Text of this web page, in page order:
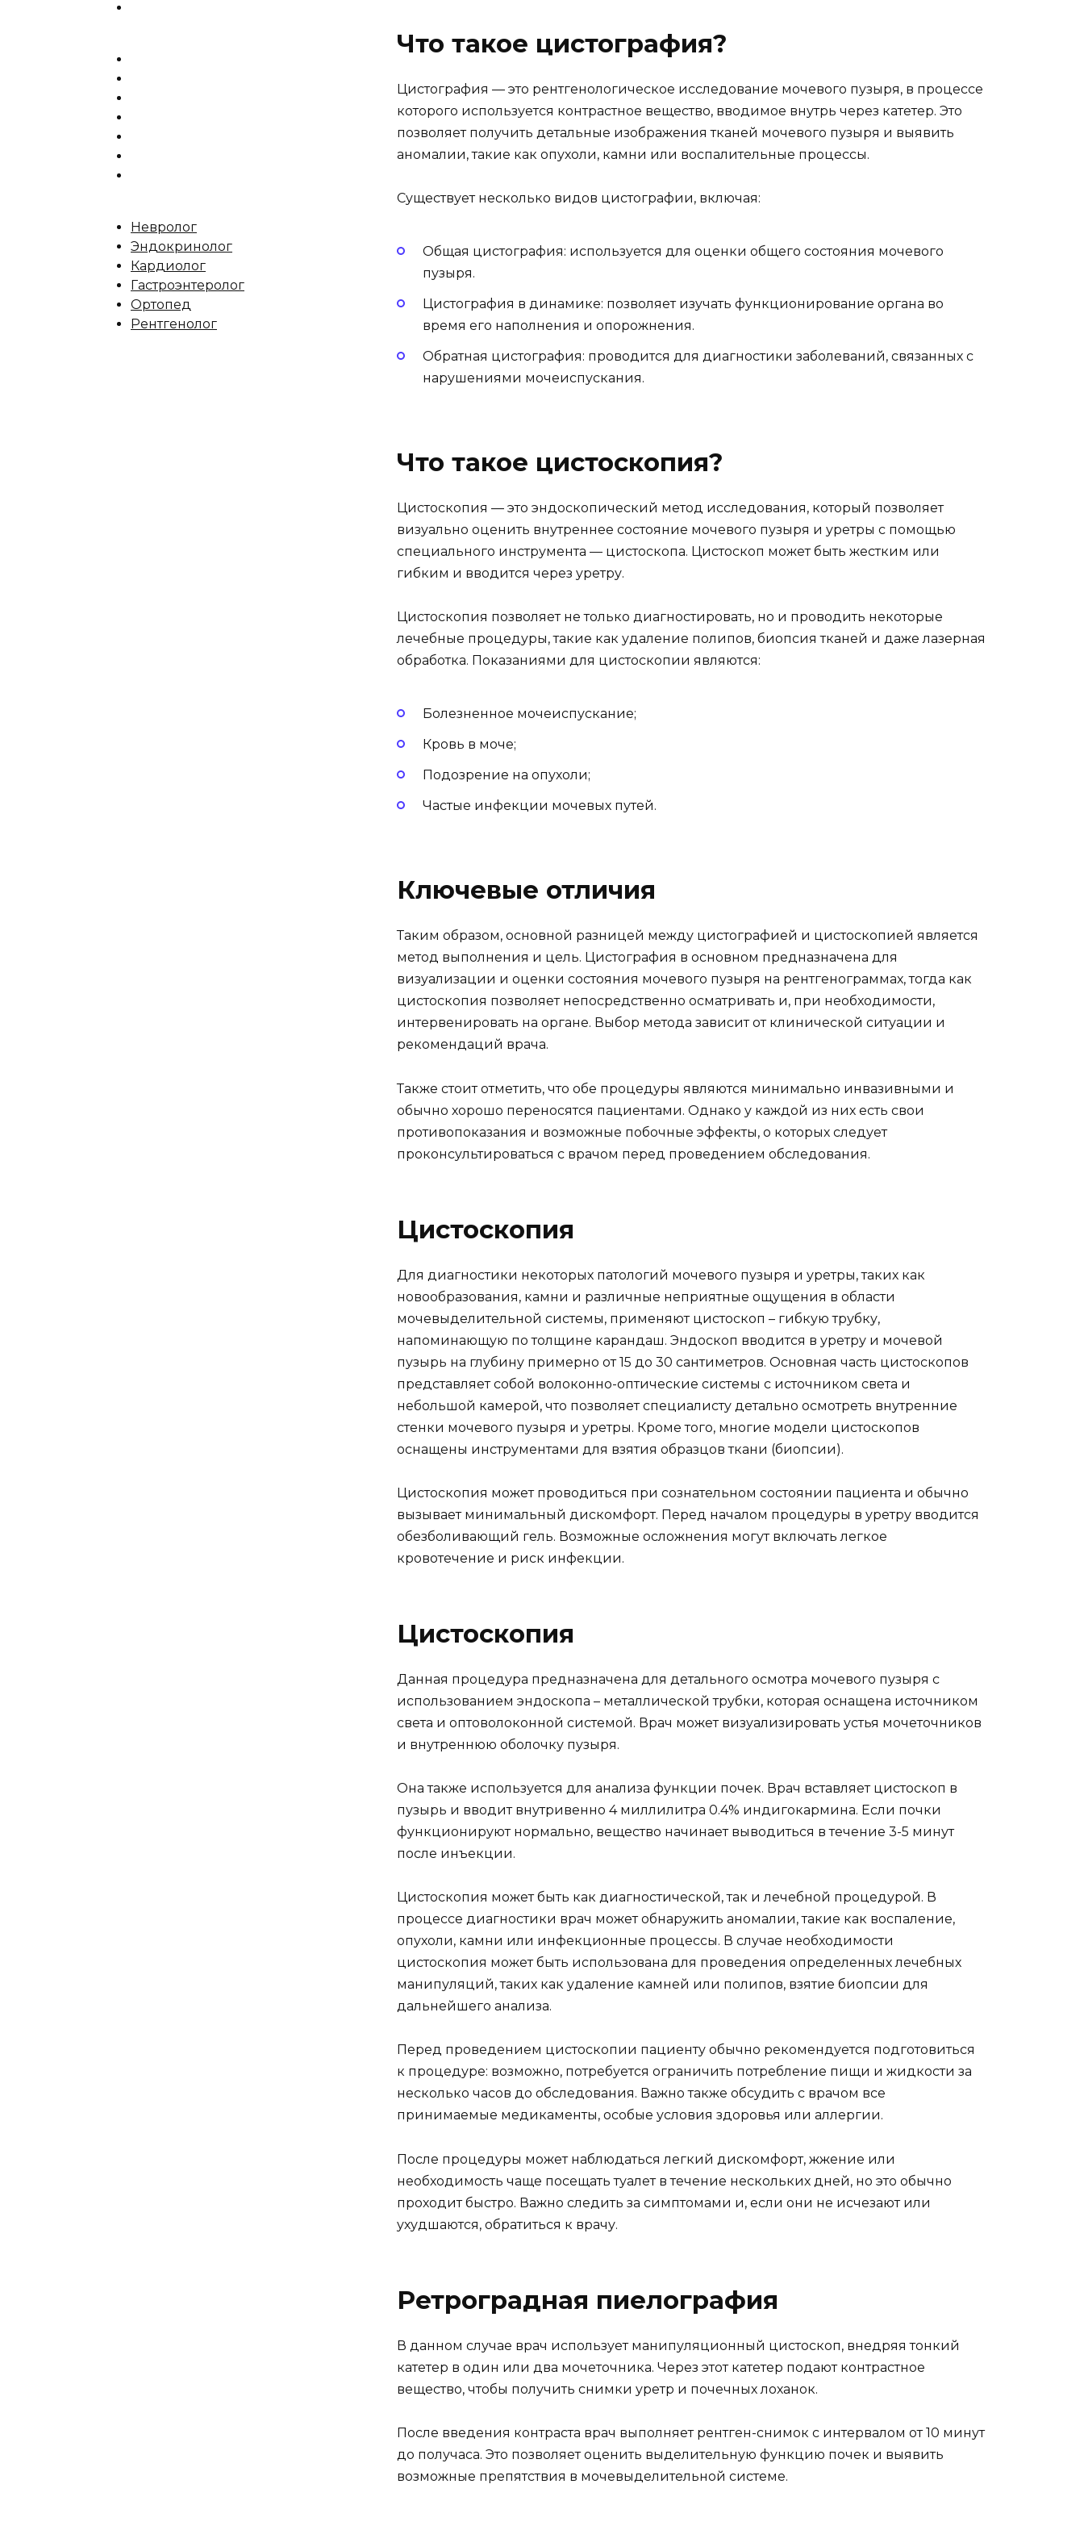
Что такое цистография?
Цистография — это рентгенологическое исследование мочевого пузыря, в процессе
которого используется контрастное вещество, вводимое внутрь через катетер. Это
позволяет получить детальные изображения тканей мочевого пузыря и выявить
аномалии, такие как опухоли, камни или воспалительные процессы.
Существует несколько видов цистографии, включая:
Общая цистография: используется для оценки общего состояния мочевого
пузыря.
Цистография в динамике: позволяет изучать функционирование органа во
время его наполнения и опорожнения.
Обратная цистография: проводится для диагностики заболеваний, связанных с
нарушениями мочеиспускания.
Что такое цистоскопия?
Цистоскопия — это эндоскопический метод исследования, который позволяет
визуально оценить внутреннее состояние мочевого пузыря и уретры с помощью
специального инструмента — цистоскопа. Цистоскоп может быть жестким или
гибким и вводится через уретру.
Цистоскопия позволяет не только диагностировать, но и проводить некоторые
лечебные процедуры, такие как удаление полипов, биопсия тканей и даже лазерная
обработка. Показаниями для цистоскопии являются:
Болезненное мочеиспускание;
Кровь в моче;
Подозрение на опухоли;
Частые инфекции мочевых путей.
Ключевые отличия
Таким образом, основной разницей между цистографией и цистоскопией является
метод выполнения и цель. Цистография в основном предназначена для
визуализации и оценки состояния мочевого пузыря на рентгенограммах, тогда как
цистоскопия позволяет непосредственно осматривать и, при необходимости,
интервенировать на органе. Выбор метода зависит от клинической ситуации и
рекомендаций врача.
Также стоит отметить, что обе процедуры являются минимально инвазивными и
обычно хорошо переносятся пациентами. Однако у каждой из них есть свои
противопоказания и возможные побочные эффекты, о которых следует
проконсультироваться с врачом перед проведением обследования.
Цистоскопия
Для диагностики некоторых патологий мочевого пузыря и уретры, таких как
новообразования, камни и различные неприятные ощущения в области
мочевыделительной системы, применяют цистоскоп – гибкую трубку,
напоминающую по толщине карандаш. Эндоскоп вводится в уретру и мочевой
пузырь на глубину примерно от 15 до 30 сантиметров. Основная часть цистоскопов
представляет собой волоконно-оптические системы с источником света и
небольшой камерой, что позволяет специалисту детально осмотреть внутренние
стенки мочевого пузыря и уретры. Кроме того, многие модели цистоскопов
оснащены инструментами для взятия образцов ткани (биопсии).
Цистоскопия может проводиться при сознательном состоянии пациента и обычно
вызывает минимальный дискомфорт. Перед началом процедуры в уретру вводится
обезболивающий гель. Возможные осложнения могут включать легкое
кровотечение и риск инфекции.
Цистоскопия
Данная процедура предназначена для детального осмотра мочевого пузыря с
использованием эндоскопа – металлической трубки, которая оснащена источником
света и оптоволоконной системой. Врач может визуализировать устья мочеточников
и внутреннюю оболочку пузыря.
Она также используется для анализа функции почек. Врач вставляет цистоскоп в
пузырь и вводит внутривенно 4 миллилитра 0.4% индигокармина. Если почки
функционируют нормально, вещество начинает выводиться в течение 3-5 минут
после инъекции.
Цистоскопия может быть как диагностической, так и лечебной процедурой. В
процессе диагностики врач может обнаружить аномалии, такие как воспаление,
опухоли, камни или инфекционные процессы. В случае необходимости
цистоскопия может быть использована для проведения определенных лечебных
манипуляций, таких как удаление камней или полипов, взятие биопсии для
дальнейшего анализа.
Перед проведением цистоскопии пациенту обычно рекомендуется подготовиться
к процедуре: возможно, потребуется ограничить потребление пищи и жидкости за
несколько часов до обследования. Важно также обсудить с врачом все
принимаемые медикаменты, особые условия здоровья или аллергии.
После процедуры может наблюдаться легкий дискомфорт, жжение или
необходимость чаще посещать туалет в течение нескольких дней, но это обычно
проходит быстро. Важно следить за симптомами и, если они не исчезают или
ухудшаются, обратиться к врачу.
Ретроградная пиелография
В данном случае врач использует манипуляционный цистоскоп, внедряя тонкий
катетер в один или два мочеточника. Через этот катетер подают контрастное
вещество, чтобы получить снимки уретр и почечных лоханок.
После введения контраста врач выполняет рентген-снимок с интервалом от 10 минут
до получаса. Это позволяет оценить выделительную функцию почек и выявить
возможные препятствия в мочевыделительной системе.
Невролог
Эндокринолог
Кардиолог
Гастроэнтеролог
Ортопед
Рентгенолог